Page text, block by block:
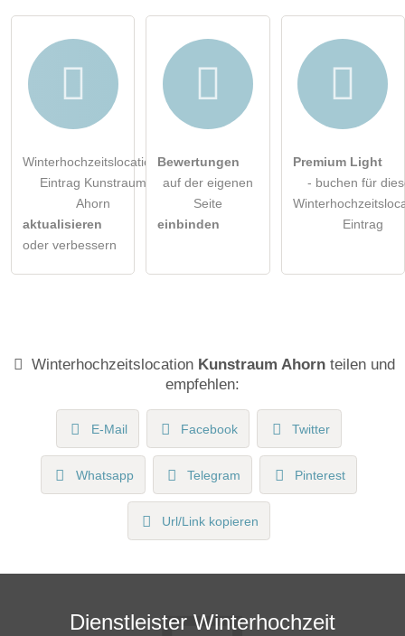
Winterhochzeitslocation-
Eintrag Kunstraum
Ahorn
aktualisieren
oder verbessern
Bewertungen
auf der eigenen
Seite
einbinden
Premium Light
- buchen für
Eintrag
Winterhochzeitslocation Kunstraum Ahornteilen und
empfehlen:
E-Mail Facebook Twitter
Whatsapp Telegram Pinterest
Url/Link kopieren
Dienstleister Winterhochzeit